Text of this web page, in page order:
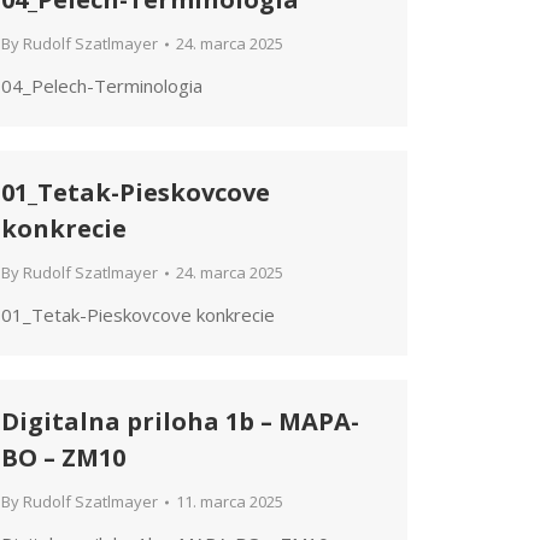
By Rudolf Szatlmayer 24. marca 2025
04_Pelech-Terminologia
01_Tetak-Pieskovcove
konkrecie
By Rudolf Szatlmayer 24. marca 2025
01_Tetak-Pieskovcove konkrecie
Digitalna priloha 1b – MAPA-
BO – ZM10
By Rudolf Szatlmayer 11. marca 2025